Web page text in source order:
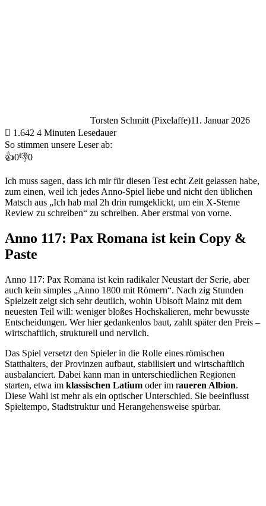
Torsten Schmitt (Pixelaffe)11. Januar 2026
1.642 4 Minuten Lesedauer
So stimmen unsere Leser ab:
👍0👎0
Ich muss sagen, dass ich mir für diesen Test echt Zeit gelassen habe,
zum einen, weil ich jedes Anno-Spiel liebe und nicht den üblichen
Matsch aus „Ich hab mal 2h drin rumgeklickt, um ein X-Sterne
Review zu schreiben“ zu schreiben. Aber erstmal von vorne.
Anno 117: Pax Romana ist kein Copy &
Paste
Anno 117: Pax Romana ist kein radikaler Neustart der Serie, aber
auch kein simples „Anno 1800 mit Römern“. Nach zig Stunden
Spielzeit zeigt sich sehr deutlich, wohin Ubisoft Mainz mit dem
neuesten Teil will: weniger bloßes Hochskalieren, mehr bewusste
Entscheidungen. Wer hier gedankenlos baut, zahlt später den Preis –
wirtschaftlich, strukturell und nervlich.
Das Spiel versetzt den Spieler in die Rolle eines römischen
Statthalters, der Provinzen aufbaut, stabilisiert und wirtschaftlich
ausbalanciert. Dabei kann man in unterschiedlichen Regionen
starten, etwa im klassischen Latium oder im raueren Albion.
Diese Wahl ist mehr als ein optischer Unterschied. Sie beeinflusst
Spieltempo, Stadtstruktur und Herangehensweise spürbar.